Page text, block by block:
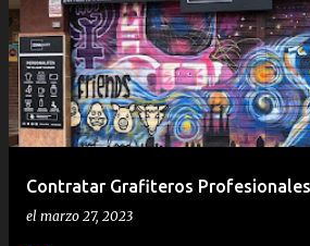
Contratar Grafiteros
el marzo 27, 2023